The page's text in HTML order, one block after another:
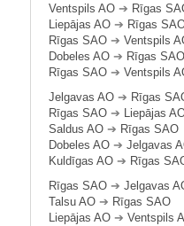
Ventspils AO ➔ Rīgas
Liepājas AO ➔ Rīgas
Rīgas SAO ➔ Ventspils
Dobeles AO ➔ Rīgas SAO
Rīgas SAO ➔ Ventspils
Jelgavas AO ➔ Rīgas
Rīgas SAO ➔ Liepājas
Saldus AO ➔ Rīgas SAO
Dobeles AO ➔ Jelgavas
Kuldīgas AO ➔ Rīgas
Rīgas SAO ➔ Jelgavas
Talsu AO ➔ Rīgas SAO
Liepājas AO ➔ Ventspils